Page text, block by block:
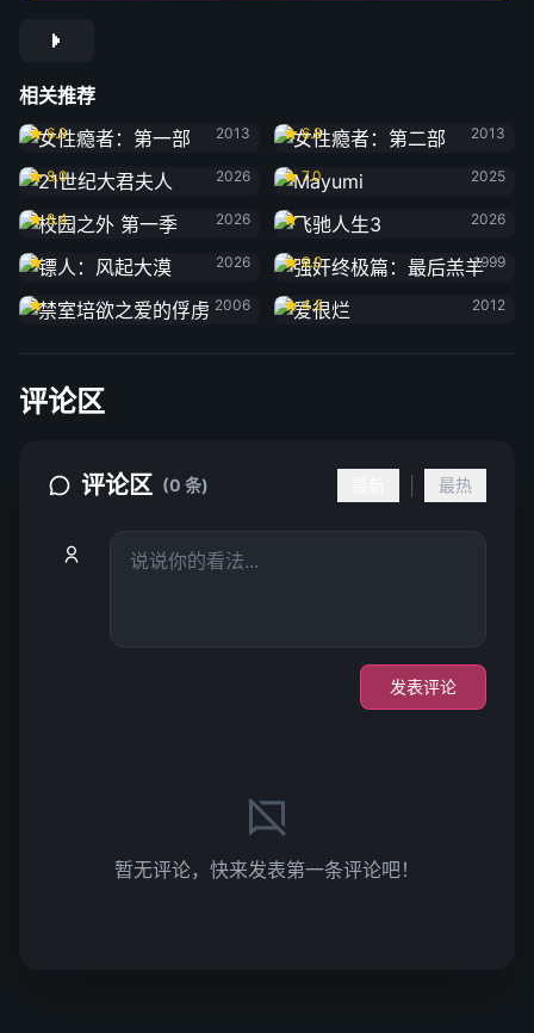
相关推荐
女性瘾者：第一部
6.9
2013
6.8
2013
21世纪大君夫人
8.0
2026
Mayumi
7.0
2025
校园之外 第一季
8.4
2026
飞驰人生3
2026
镖人：风起大漠
2026
强奸终极篇：最后羔羊
8.0
1999
禁室培欲之爱的俘虏
2006
爱很烂
4.5
2012
评论区
评论区 (0 条) 最热
发表评论
暂无评论，快来发表第一条评论吧！